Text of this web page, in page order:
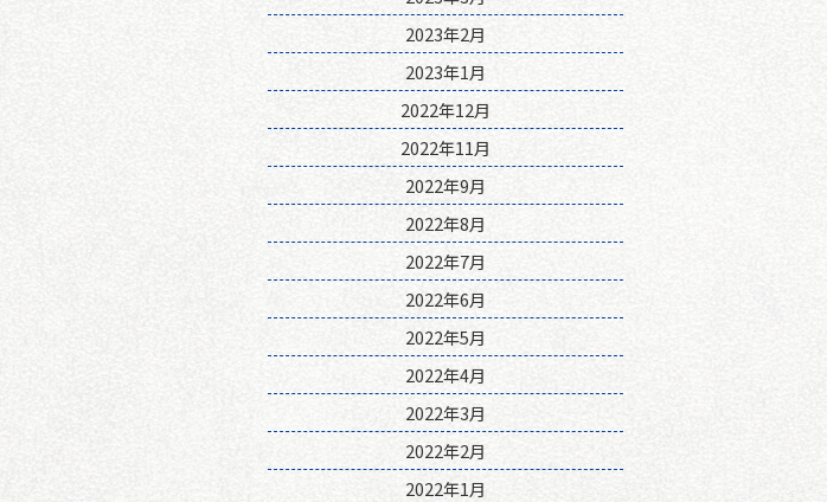
2023年2月
2023年1月
2022年12月
2022年11月
2022年9月
2022年8月
2022年7月
2022年6月
2022年5月
2022年4月
2022年3月
2022年2月
2022年1月